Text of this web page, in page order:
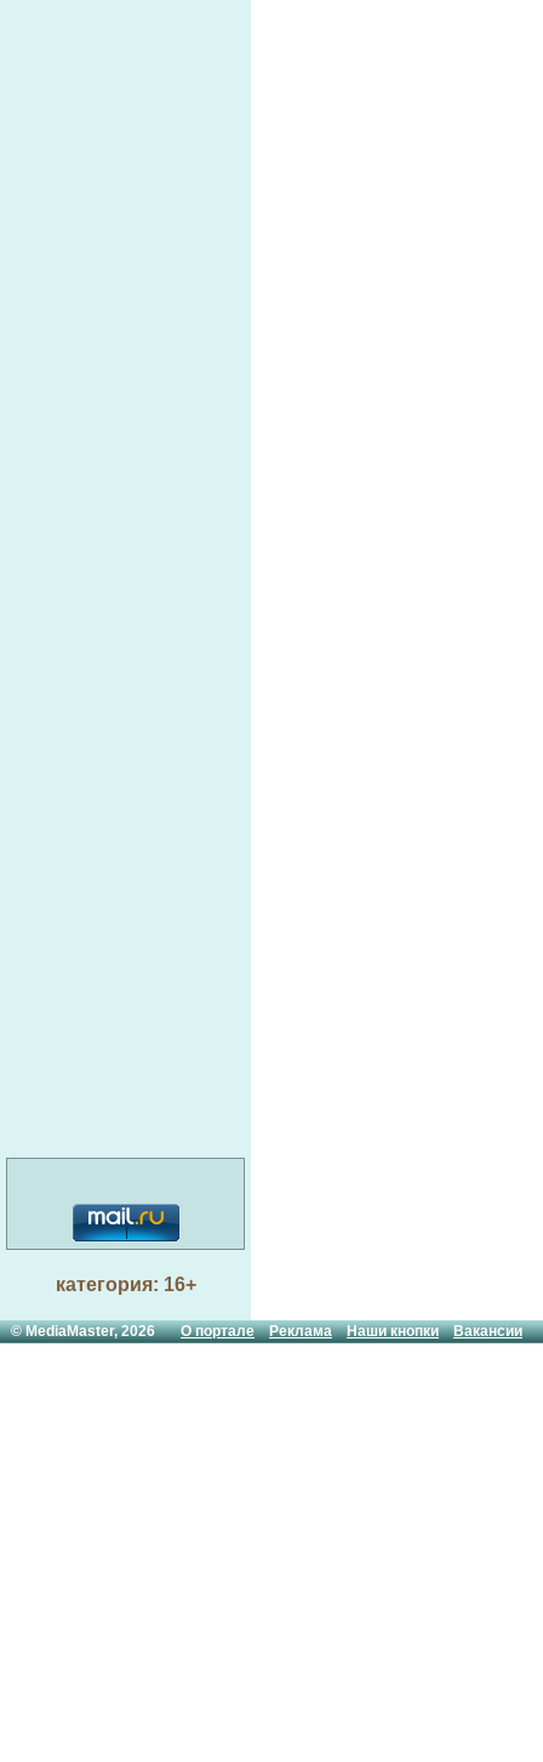
категория: 16+
© MediaMaster, 2026О портале Реклама Наши кнопки Вакансии